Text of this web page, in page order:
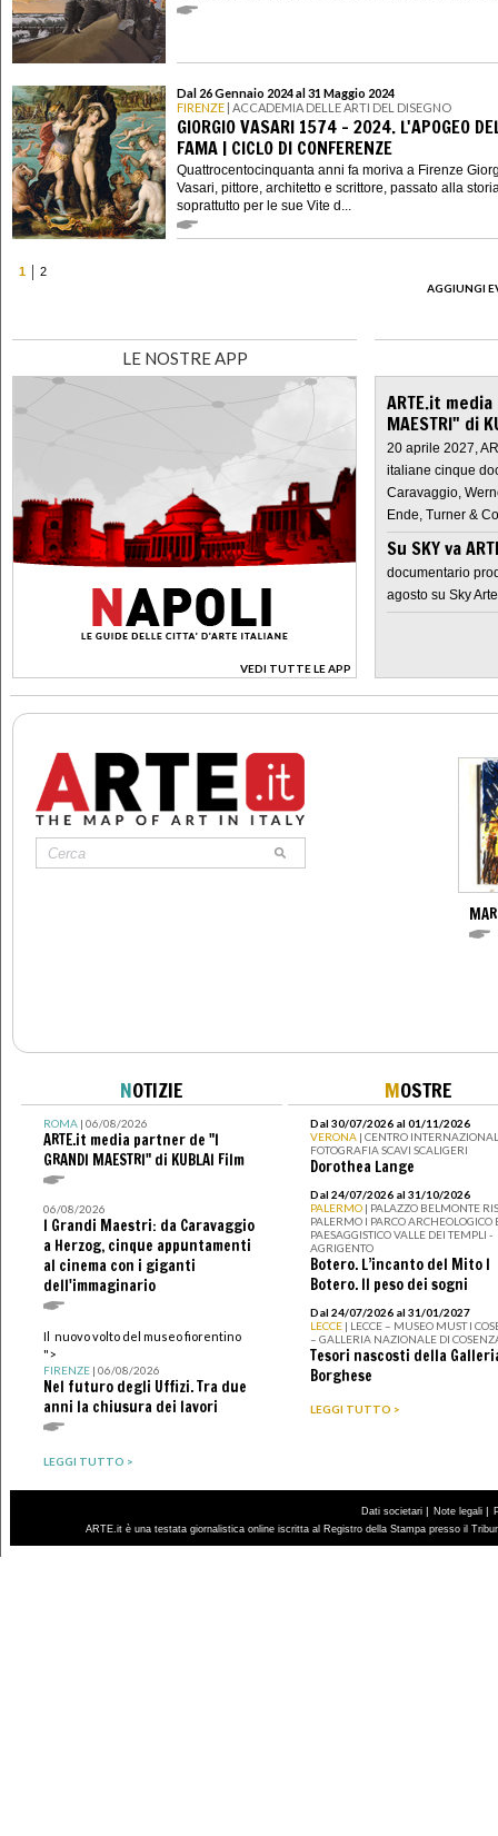
Dal 26 Gennaio 2024 al 31 Maggio 2024
FIRENZE | ACCADEMIA DELLE ARTI DEL DISEGNO
GIORGIO VASARI 1574 - 2024. L'APOGEO
FAMA | CICLO DI CONFERENZE
Quattrocentocinquanta anni fa moriva a Firenze
Vasari, pittore, architetto e scrittore, passato alla
soprattutto per le sue Vite d...
1
2
AGGIUNGI
LE NOSTRE APP
VEDI TUTTE LE APP
>
ARTE.it
MAESTRI" di
20 aprile 2027,
italiane cinque
Caravaggio,
Ende, Turner &
Su SKY va
documentario
agosto su Sky Arte
NOTIZIE
ROMA| 06/08/2026
ARTE.it media partner de "I
GRANDI MAESTRI" di KUBLAI Film
06/08/2026
I Grandi Maestri: da Caravaggio
a Herzog, cinque appuntamenti
al cinema con i giganti
dell'immaginario
Il nuovo volto del museo fiorentino
">
FIRENZE| 06/08/2026
Nel futuro degli Uffizi. Tra due
anni la chiusura dei lavori
LEGGI TUTTO >
MOSTRE
Dal 30/07/2026 al 01/11/2026
VERONA | CENTRO
FOTOGRAFIA SCAVI SCALIGERI
Dorothea Lange
Dal 24/07/2026 al 31/10/2026
PALERMO | PALAZZO BELMONTE
PALERMO I PARCO ARCHEOLOGICO
PAESAGGISTICO VALLE DEI TEMPLI -
AGRIGENTO
Botero. L’incanto del Mito I
Botero. Il peso dei sogni
Dal 24/07/2026 al 31/01/2027
LECCE | LECCE – MUSEO MUST I
– GALLERIA NAZIONALE DI
Tesori nascosti della
Borghese
LEGGI TUTTO >
Dati societari | Note legali |
ARTE.it è una testata giornalistica online iscritta al Registro della Stampa presso il